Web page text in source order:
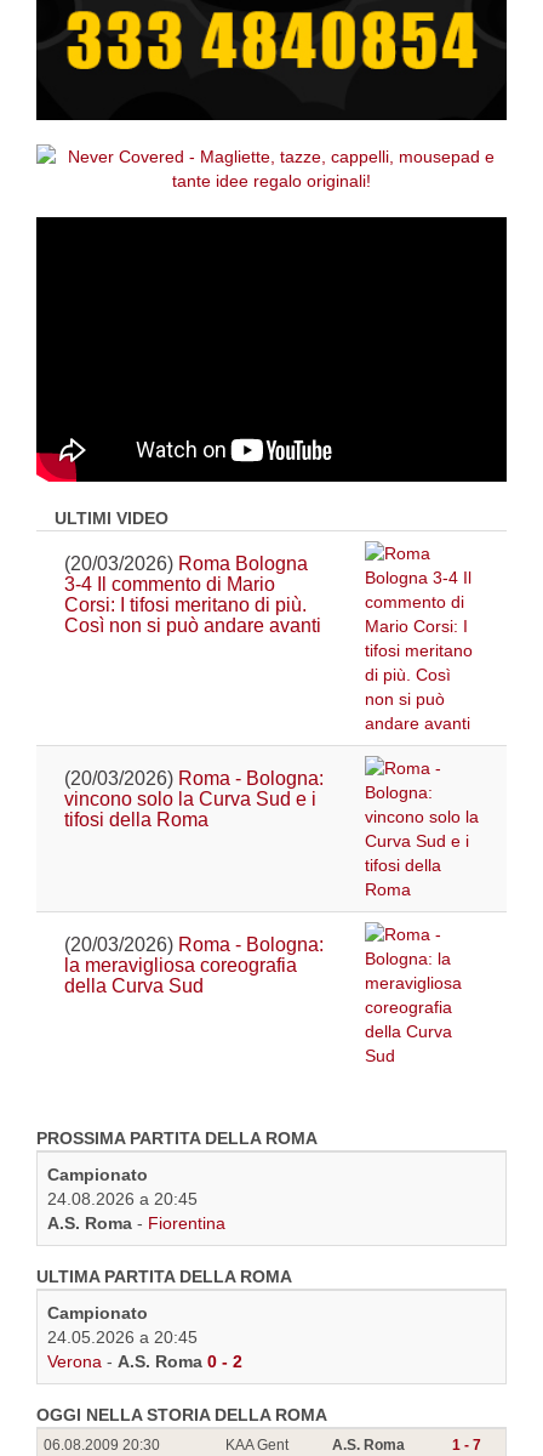
ULTIMI VIDEO
(20/03/2026) Roma Bologna
3-4 Il commento di Mario
Corsi: I tifosi meritano di più.
Così non si può andare avanti
(20/03/2026) Roma - Bologna:
vincono solo la Curva Sud e i
tifosi della Roma
(20/03/2026) Roma - Bologna:
la meravigliosa coreografia
della Curva Sud
PROSSIMA PARTITA DELLA ROMA
Campionato
24.08.2026 a 20:45
A.S. Roma - Fiorentina
ULTIMA PARTITA DELLA ROMA
Campionato
24.05.2026 a 20:45
Verona - A.S. Roma 0 - 2
OGGI NELLA STORIA DELLA ROMA
06.08.2009 20:30
KAA Gent A.S. Roma 1 - 7